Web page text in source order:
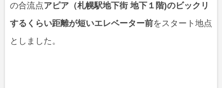
の合流点アピア（札幌駅地下街 地下１階)のビックリ
するくらい距離が短いエレベーター前をスタート地点
としました。